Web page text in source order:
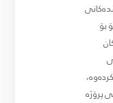
بۆ
پرۆژە